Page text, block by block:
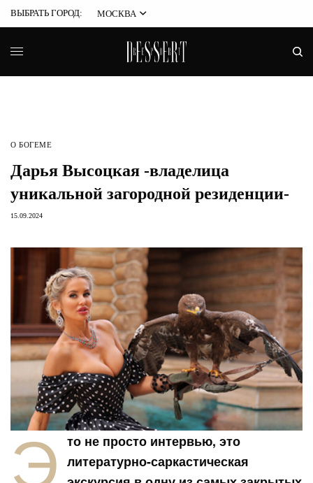
ВЫБРАТЬ ГОРОД: МОСКВА
О БОГЕМЕ
Дарья Высоцкая -владелица
уникальной загородной резиденции-
15.09.2024
Э то не просто интервью, это
литературно-саркастическая